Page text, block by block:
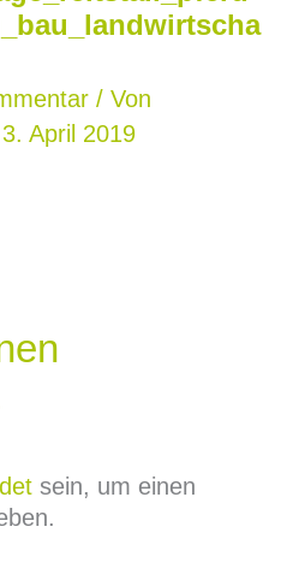
/ Von
3. April 2019
sein, um einen